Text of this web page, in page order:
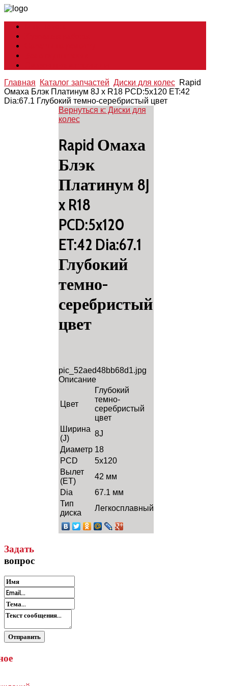
Главная Каталог запчастей Диски для колес Rapid
Омаха Блэк Платинум 8J x R18 PCD:5x120 ET:42
Dia:67.1 Глубокий темно-серебристый цвет
Вернуться к: Диски для
колес
Rapid Омаха
Блэк
Платинум 8J
x R18
PCD:5x120
ET:42 Dia:67.1
Глубокий
темно-
серебристый
цвет
pic_52aed48bb68d1.jpg
Описание
Цвет
Глубокий
темно-
серебристый
цвет
Ширина
(J)
8J
Диаметр 18
PCD
5x120
Вылет
(ET)
42 мм
Dia
67.1 мм
Тип
диска
Легкосплавный
Задать
вопрос